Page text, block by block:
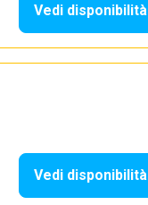
Vedi disponibilità
Vedi disponibilità